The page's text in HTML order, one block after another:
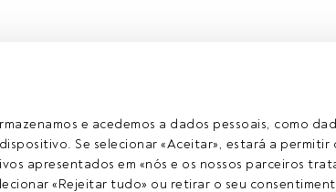
e acedemos a dados pessoais, como
Se selecionar «Aceitar», estará a permitir
apresentados em «nós e os nossos parceiros
«Rejeitar tudo» ou retirar o seu